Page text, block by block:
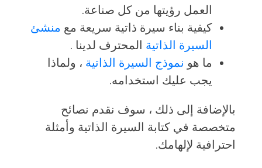
العمل رؤيتها من كل صناعة.
كيفية بناء سيرة ذاتية سريعة مع منشئ
السيرة الذاتية المحترف لدينا .
ما هو نموذج السيرة الذاتية ، ولماذا
يجب عليك استخدامه.
بالإضافة إلى ذلك ، سوف نقدم نصائح
متخصصة في كتابة السيرة الذاتية وأمثلة
احترافية لإلهامك.